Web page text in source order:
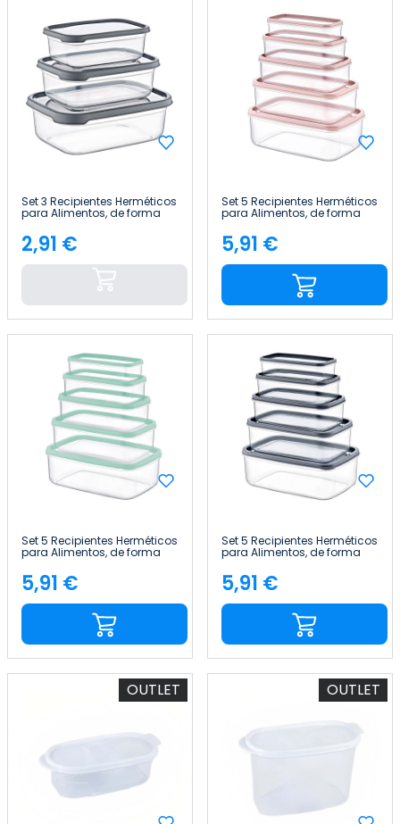
Set 3 Recipientes Herméticos
para Alimentos, de forma
Rectangular 7house
Precio
2,91 €
Set 5 Recipientes Herméticos
para Alimentos, de forma
Rectangular 7house
Precio
5,91 €
Set 5 Recipientes Herméticos
para Alimentos, de forma
Rectangular 7house
Precio
5,91 €
Set 5 Recipientes Herméticos
para Alimentos, de forma
Rectangular 7house
Precio
5,91 €
OUTLET OUTLET